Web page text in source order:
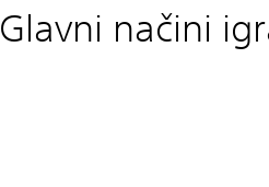
Glavni načini